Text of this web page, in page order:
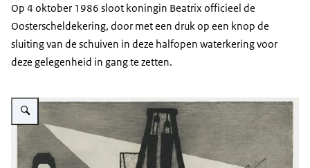
Op 4 oktober 1986 sloot koningin Beatrix officieel de
Oosterscheldekering, door met een druk op een knop de
sluiting van de schuiven in deze halfopen waterkering voor
deze gelegenheid in gang te zetten.
Vergroot afbeelding Geabstraheerde blik op gemalen en bruggen in